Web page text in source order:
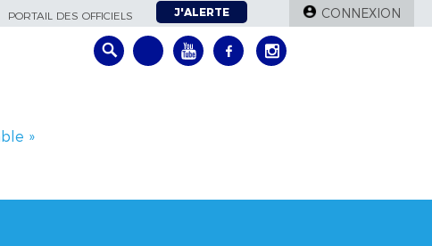
PORTAIL DES OFFICIELS J'ALERTE CONNEXION
»